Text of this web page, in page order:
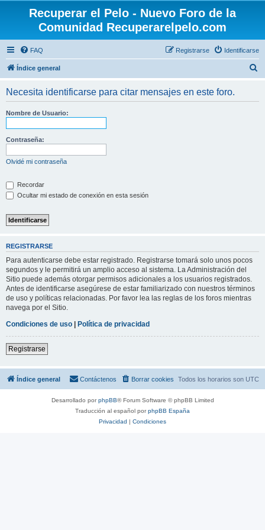
Recuperar el Pelo - Nuevo Foro de la
Comunidad Recuperarelpelo.com
FAQ Identificarse
Registrarse
Índice general
Necesita identificarse para citar mensajes en este foro.
Nombre de Usuario:
Contraseña:
Olvidé mi contraseña
Recordar
Ocultar mi estado de conexión en esta sesión
REGISTRARSE
Para autenticarse debe estar registrado. Registrarse tomará solo unos pocos
segundos y le permitirá un amplio acceso al sistema. La Administración del
Sitio puede además otorgar permisos adicionales a los usuarios registrados.
Antes de identificarse asegúrese de estar familiarizado con nuestros términos
de uso y políticas relacionadas. Por favor lea las reglas de los foros mientras
navega por el Sitio.
Condiciones de uso | Política de privacidad
Registrarse
Índice general Todos los horarios son UTC
Borrar cookies
Contáctenos
Desarrollado porphpBB® Forum Software © phpBB Limited
Traducción al español porphpBB España
Privacidad | Condiciones